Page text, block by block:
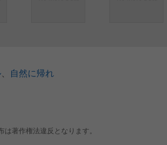
自然に帰れ
著作権法違反となります。